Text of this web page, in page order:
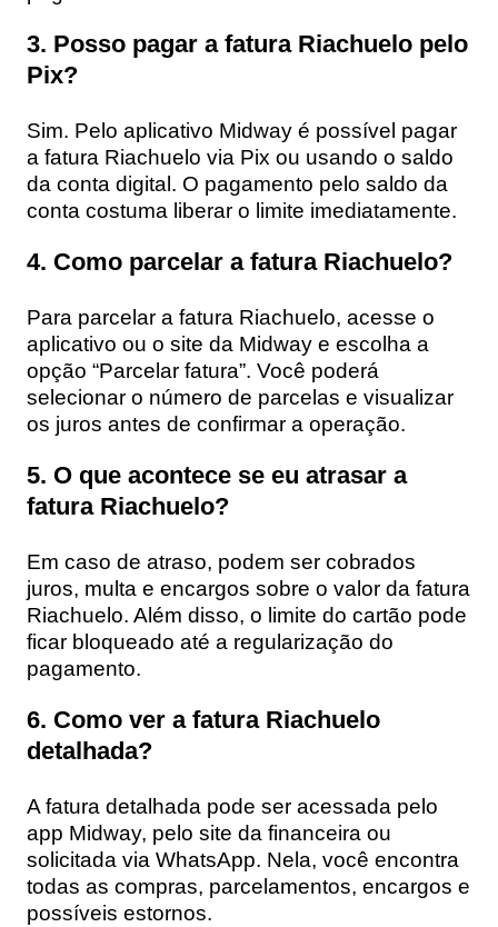
3. Posso pagar a fatura Riachuelo pelo
Pix?
Sim. Pelo aplicativo Midway é possível pagar
a fatura Riachuelo via Pix ou usando o saldo
da conta digital. O pagamento pelo saldo da
conta costuma liberar o limite imediatamente.
4. Como parcelar a fatura Riachuelo?
Para parcelar a fatura Riachuelo, acesse o
aplicativo ou o site da Midway e escolha a
opção “Parcelar fatura”. Você poderá
selecionar o número de parcelas e visualizar
os juros antes de confirmar a operação.
5. O que acontece se eu atrasar a
fatura Riachuelo?
Em caso de atraso, podem ser cobrados
juros, multa e encargos sobre o valor da fatura
Riachuelo. Além disso, o limite do cartão pode
ficar bloqueado até a regularização do
pagamento.
6. Como ver a fatura Riachuelo
detalhada?
A fatura detalhada pode ser acessada pelo
app Midway, pelo site da financeira ou
solicitada via WhatsApp. Nela, você encontra
todas as compras, parcelamentos, encargos e
possíveis estornos.